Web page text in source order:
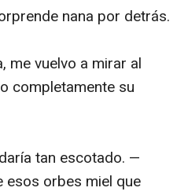
nana por detrás.
me vuelvo a mirar al
completamente su
tan escotado. —
esos orbes miel que